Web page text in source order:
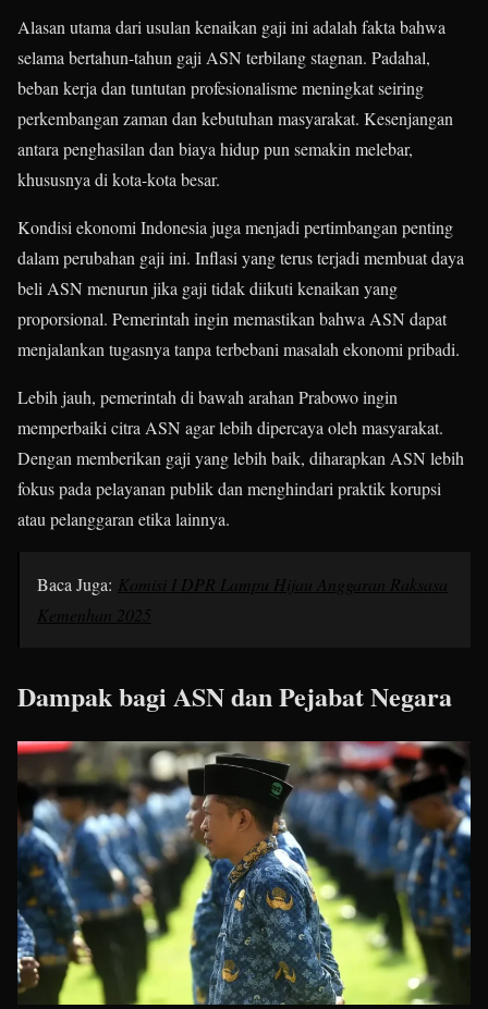
Alasan utama dari usulan kenaikan gaji ini adalah fakta bahwa
selama bertahun-tahun gaji ASN terbilang stagnan. Padahal,
beban kerja dan tuntutan profesionalisme meningkat seiring
perkembangan zaman dan kebutuhan masyarakat. Kesenjangan
antara penghasilan dan biaya hidup pun semakin melebar,
khususnya di kota-kota besar.
Kondisi ekonomi Indonesia juga menjadi pertimbangan penting
dalam perubahan gaji ini. Inflasi yang terus terjadi membuat daya
beli ASN menurun jika gaji tidak diikuti kenaikan yang
proporsional. Pemerintah ingin memastikan bahwa ASN dapat
menjalankan tugasnya tanpa terbebani masalah ekonomi pribadi.
Lebih jauh, pemerintah di bawah arahan Prabowo ingin
memperbaiki citra ASN agar lebih dipercaya oleh masyarakat.
Dengan memberikan gaji yang lebih baik, diharapkan ASN lebih
fokus pada pelayanan publik dan menghindari praktik korupsi
atau pelanggaran etika lainnya.
Baca Juga: Komisi I DPR Lampu Hijau Anggaran Raksasa
Kemenhan 2025
Dampak bagi ASN dan Pejabat Negara